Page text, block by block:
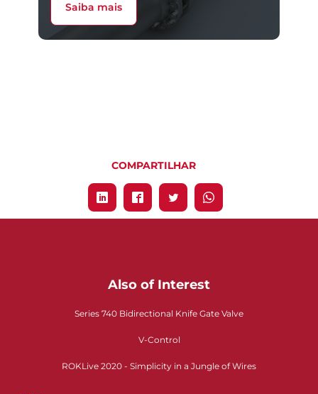
Saiba mais
COMPARTILHAR
Also of Interest
Series 740 Bidirectional Knife Gate Valve
V-Control
ROKLive 2020 - Simplicity in a Jungle of Wires